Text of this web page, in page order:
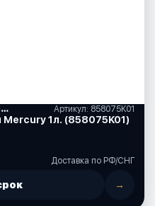
Трансмиссионные масла, гидравлические, смазки, спреи, краски, аксессуары Артикул: 858075K01
1л. (858075K01)
Доставка по РФ/СНГ
→